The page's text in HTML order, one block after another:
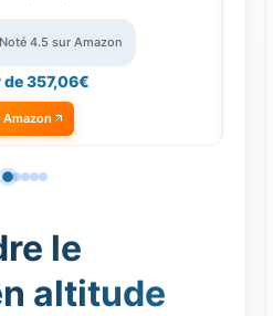
Noté 4.5 sur Amazon
357,06€
le
altitude